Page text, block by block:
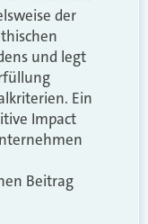
der
und legt
Ein
Impact
Beitrag